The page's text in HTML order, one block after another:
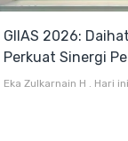
GIIAS 2026:
Perkuat Sinergi
dan Industri
Eka Zulkarnain H Hari ini